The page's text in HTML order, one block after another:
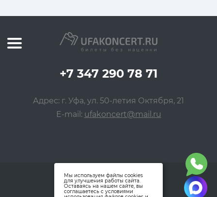
+7 347 290 78 71
Адрес: г. Уфа, ул. 50-летия Октября, 21
E-mail: ufakoncert@mail.ru
Мы используем файлы cookies
для улучшения работы сайта.
Оставаясь на нашем сайте, вы
соглашаетесь с условиями